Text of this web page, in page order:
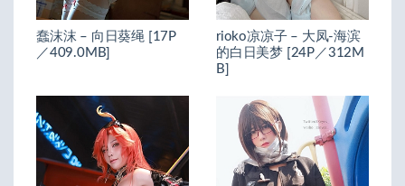
蠢沫沫 – 向日葵绳 [17P
／409.0MB]
rioko凉凉子 – 大凤-海滨
的白日美梦 [24P／312M
B]